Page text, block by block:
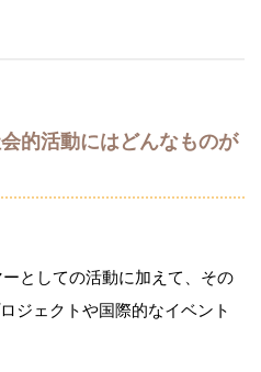
的活動にはどんなものが
としての活動に加えて、その
ジェクトや国際的なイベント